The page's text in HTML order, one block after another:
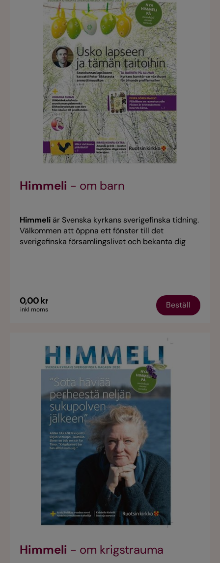
Himmeli - om barn
Himmeli är Svenska kyrkans sverigefinska tidning.
Välkommen att öppna ett fönster till det
sverigefinska församlingslivet och bekanta dig
0,00 kr
inkl moms Beställ
Himmeli - om krigstrauma